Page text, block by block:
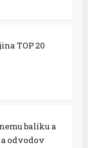
TOP 20
balíku a
odvodov